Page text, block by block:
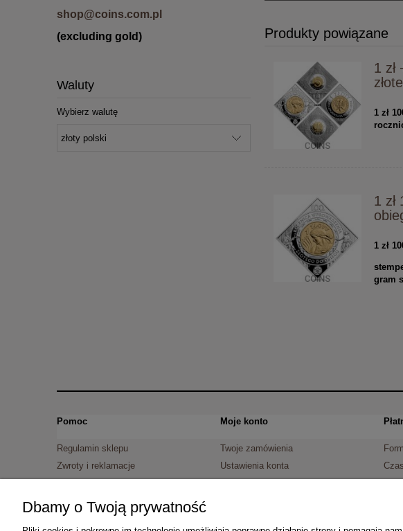
shop@coins.com.pl
(excluding gold)
Waluty
Wybierz walutę
Produkty powiązane
1 zł
1 zł
1
1 zł
gram
Pomoc
Regulamin sklepu
Zwroty i reklamacje
Moje konto
Twoje zamówienia
Ustawienia konta
Dbamy o Twoją prywatność